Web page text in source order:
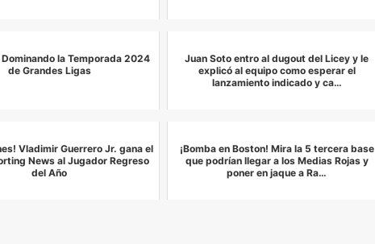
la Temporada 2024
de Grandes Ligas
Juan Soto entro al dugout del Licey y le
explicó al equipo como esperar el
lanzamiento indicado y ca…
Vladimir Guerrero Jr. gana el
News al Jugador Regreso
del Año
¡Bomba en Boston! Mira la 5 tercera base
que podrían llegar a los Medias Rojas y
poner en jaque a Ra…